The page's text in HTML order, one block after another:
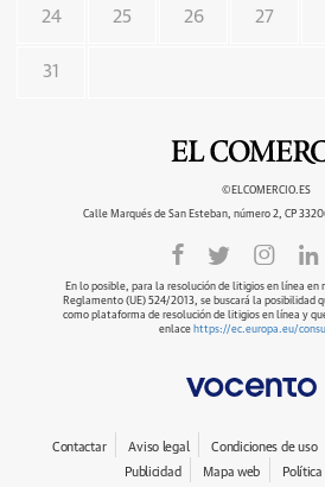
24 25 26 27
31
©ELCOMERCIO.ES
Calle Marqués de San Esteban, número 2, CP
En lo posible, para la resolución de litigios en línea en
Reglamento (UE) 524/2013, se buscará la posibilidad
como plataforma de resolución de litigios en línea y
enlace https://ec.europa.eu/
Contactar Aviso legal Condiciones de uso
Publicidad
Mapa web